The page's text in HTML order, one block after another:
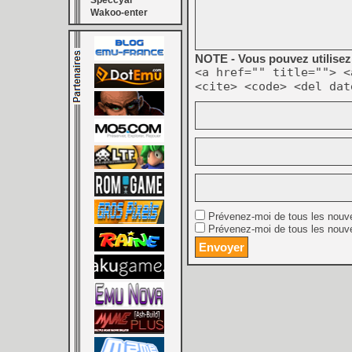
Wakoo-enter
NOTE - Vous pouvez
<a href="" title="">
<cite> <code> <del
Prévenez-moi de tous les
Prévenez-moi de tous les